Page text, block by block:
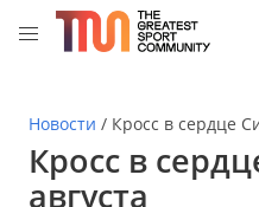
Новости / Кросс в сердце
Кросс в
августа